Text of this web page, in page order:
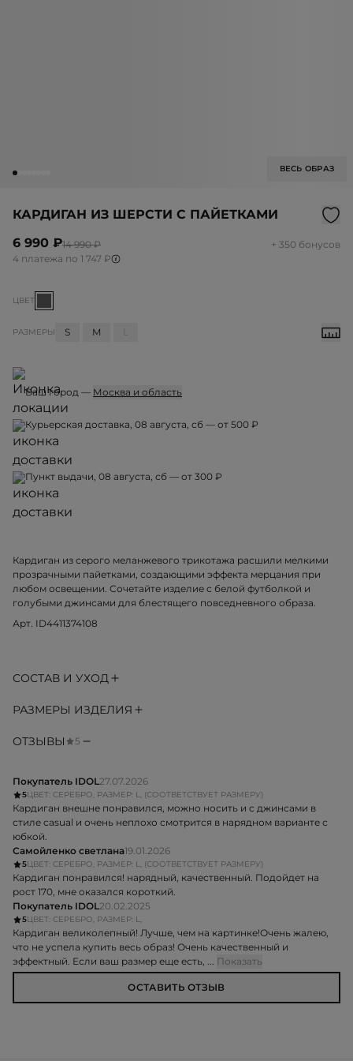
ВЕСЬ ОБРАЗ
КАРДИГАН ИЗ ШЕРСТИ С ПАЙЕТКАМИ
6 990 ₽14 990 ₽
+ 350 бонусов
4 платежа по 1 747 ₽
ЦВЕТ
РАЗМЕРЫ S M
Ваш город — Москва и область
Курьерская доставка, 08 августа, сб — от 500 ₽
Пункт выдачи, 08 августа, сб — от 300 ₽
Кардиган из серого меланжевого трикотажа расшили мелкими
прозрачными пайетками, создающими эффекта мерцания при
любом освещении. Сочетайте изделие с белой футболкой и
голубыми джинсами для блестящего повседневного образа.
Арт. ID4411374108
СОСТАВ И УХОД
РАЗМЕРЫ ИЗДЕЛИЯ
ОТЗЫВЫ 5
Покупатель IDOL27.07.2026
5ЦВЕТ: СЕРЕБРО, РАЗМЕР: L, (СООТВЕТСТВУЕТ РАЗМЕРУ)
Кардиган внешне понравился, можно носить и с джинсами в
стиле casual и очень неплохо смотрится в нарядном варианте с
юбкой.
Самойленко светлана19.01.2026
5ЦВЕТ: СЕРЕБРО, РАЗМЕР: L, (СООТВЕТСТВУЕТ РАЗМЕРУ)
Кардиган понравился! нарядный, качественный. Подойдет на
рост 170, мне оказался короткий.
Покупатель IDOL20.02.2025
5ЦВЕТ: СЕРЕБРО, РАЗМЕР: L,
Кардиган великолепный! Лучше, чем на картинке!Очень жалею,
что не успела купить весь образ! Очень качественный и
эффектный. Если ваш размер еще есть, ... Показать
ОСТАВИТЬ ОТЗЫВ